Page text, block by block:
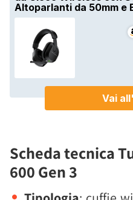
Scheda tecnica
600 Gen 3